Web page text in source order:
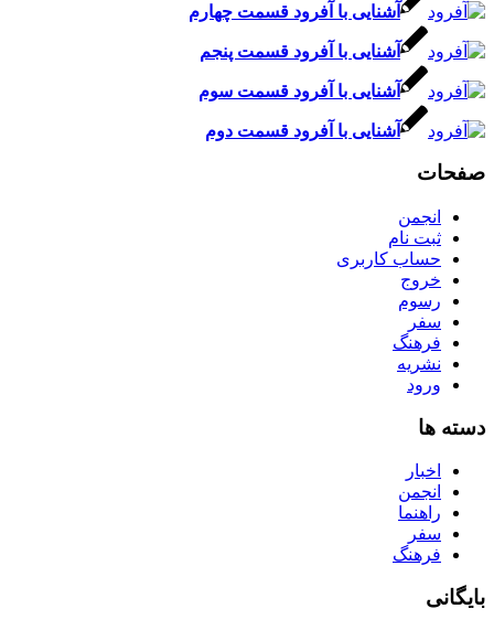
آشنایی با آفرود قسمت چهارم
آشنایی با آفرود قسمت پنجم
آشنایی با آفرود قسمت سوم
آشنایی با آفرود قسمت دوم
صفحات
انجمن
ثبت نام
حساب کاربری
خروج
رسوم
سفر
فرهنگ
نشریه
ورود
دسته ها
اخبار
انجمن
راهنما
سفر
فرهنگ
بایگانی